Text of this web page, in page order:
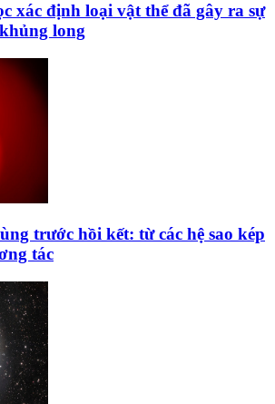
xác định loại vật thể đã gây ra sự
long
trước hồi kết: từ các hệ sao kép
tác